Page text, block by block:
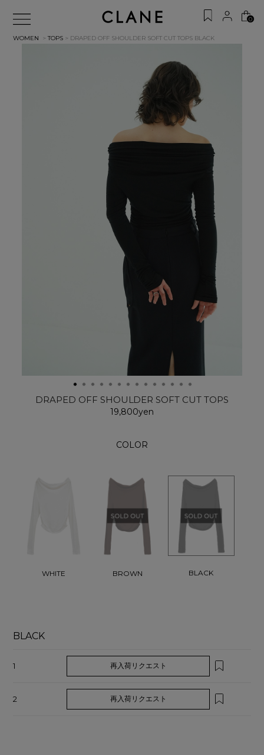
0
WOMEN >TOPS > DRAPED OFF SHOULDER SOFT CUT TOPS BLACK
DRAPED OFF SHOULDER SOFT CUT TOPS
19,800yen
COLOR
WHITE BROWN BLACK
BLACK
1 再入荷リクエスト
2 再入荷リクエスト